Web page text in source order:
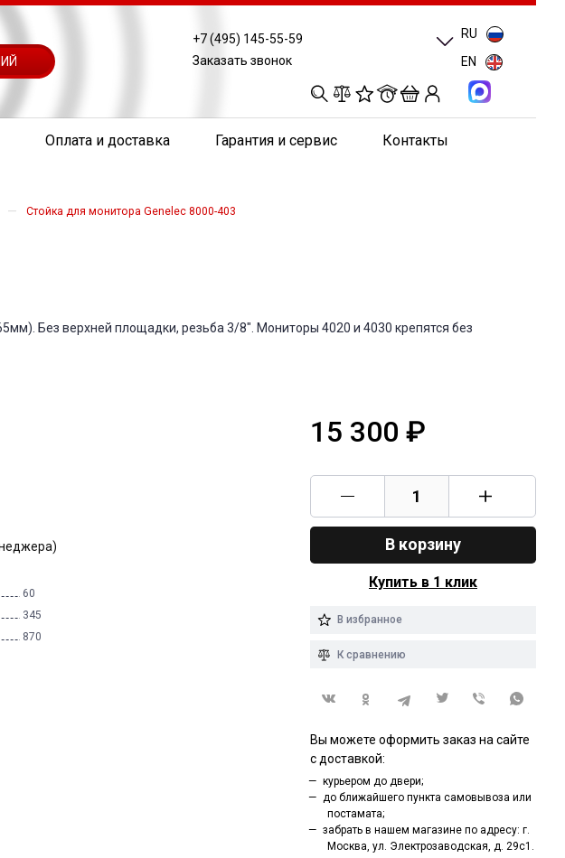
+7 (495) 145-55-59
Заказать звонок
0
RU
EN
Оплата и доставка Гарантия и сервис Контакты
— Стойка для монитора Genelec 8000-403
Без верхней площадки, резьба 3/8". Мониторы 4020 и 4030 крепятся без
60
345
870
15 300 ₽
В корзину
Купить в 1 клик
В избранное
К сравнению
Вы можете оформить заказ на сайте
с доставкой:
курьером до двери;
до ближайшего пункта самовывоза или
постамата;
забрать в нашем магазине по адресу: г.
Москва, ул. Электрозаводская, д. 29с1.